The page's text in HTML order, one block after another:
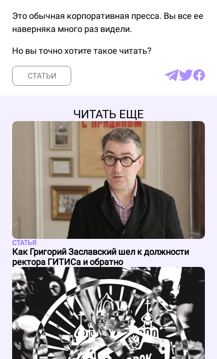
Это обычная корпоративная пресса. Вы все ее
наверняка много раз видели.
Но вы точно хотите такое читать?
СТАТЬИ
ЧИТАТЬ ЕЩЕ
СТАТЬЯ
Как Григорий Заславский шел к должности
ректора ГИТИСа и обратно